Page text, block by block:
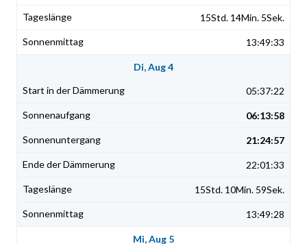
15Std. 14Min. 5Sek.
13:49:33
Di, Aug 4
05:37:22
06:13:58
21:24:57
22:01:33
15Std. 10Min. 59Sek.
13:49:28
Mi, Aug 5